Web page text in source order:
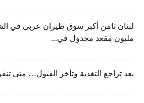
لبنان ثامن أكبر سوق طيران عربي في
مليون مقعد مجدول في...
بعد تراجع التغذية وتأخر الفيول… متى